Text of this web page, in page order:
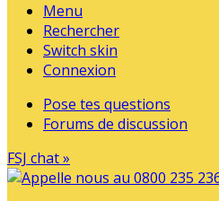
Menu
Rechercher
Switch skin
Connexion
Pose tes questions
Forums de discussion
FSJ chat »